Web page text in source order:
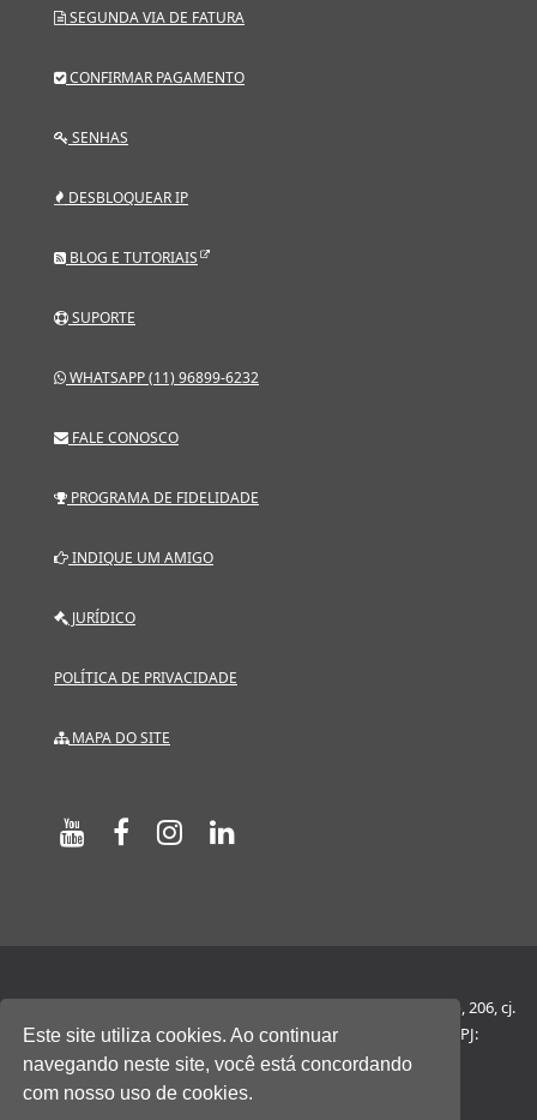
Este site utiliza cookies. Ao continuar
navegando neste site, você está concordando
com nosso uso de cookies.
SEGUNDA VIA DE FATURA
CONFIRMAR PAGAMENTO
SENHAS
DESBLOQUEAR IP
BLOG E TUTORIAIS
SUPORTE
WHATSAPP (11) 96899-6232
FALE CONOSCO
PROGRAMA DE FIDELIDADE
INDIQUE UM AMIGO
JURÍDICO
POLÍTICA DE PRIVACIDADE
MAPA DO SITE
Hosting Machine Informática Ltda. • Praça Ramos de Azevedo, 206, cj.
2130 - unidade 5A • 01037-010 São Paulo - SP • Brasil • CNPJ:
06.100.675/0001-99 • Whatsapp: (11) 96899-6232